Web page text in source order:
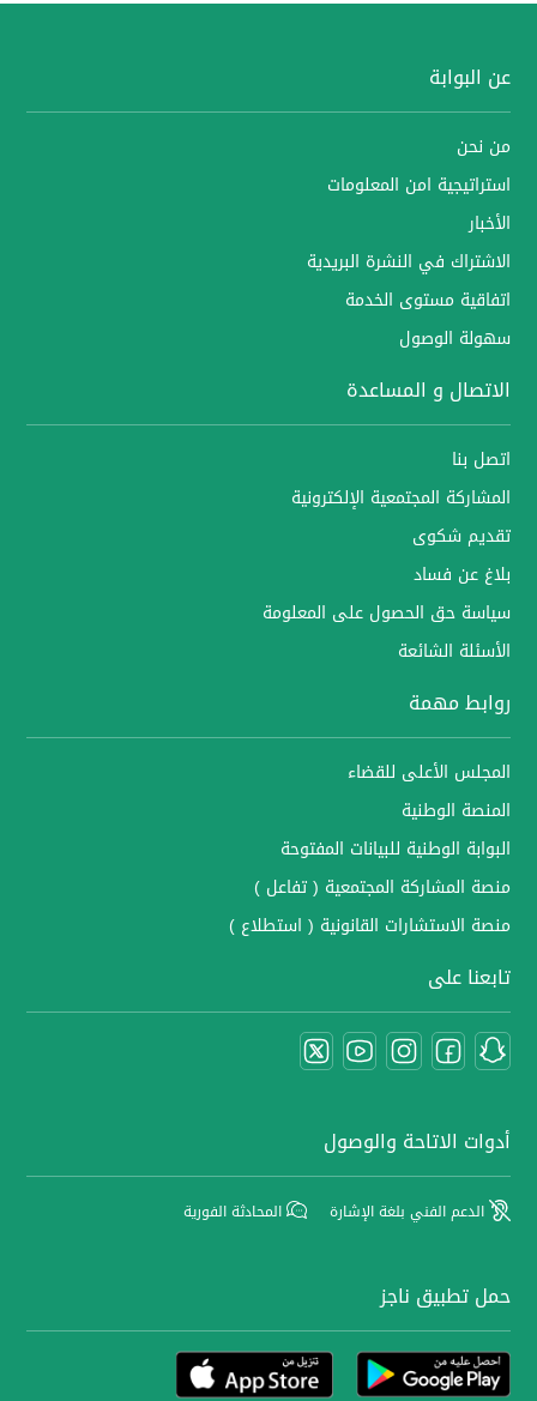
عن البوابة
من نحن
استراتيجية امن المعلومات
الأخبار
الاشتراك في النشرة البريدية
اتفاقية مستوى الخدمة
سهولة الوصول
الاتصال و المساعدة
اتصل بنا
المشاركة المجتمعية الإلكترونية
تقديم شكوى
بلاغ عن فساد
سياسة حق الحصول على المعلومة
الأسئلة الشائعة
روابط مهمة
المجلس الأعلى للقضاء
المنصة الوطنية
البوابة الوطنية للبيانات المفتوحة
منصة المشاركة المجتمعية ( تفاعل )
منصة الاستشارات القانونية ( استطلاع )
تابعنا على
أدوات الاتاحة والوصول
الدعم الفني بلغة الإشارة المحادثة الفورية
حمل تطبيق ناجز